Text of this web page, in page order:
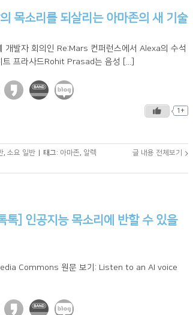
목소리를 되살리는 아마존의 새 기술
개발자 회의인 Re:Mars 컨퍼런스에서 Alexa의 수석
트 프라사드Rohit Prasad는 음성 [...]
1+
, 소요 일반 태그: 아마존, 알렉
글 내용 전체보기
톡] 인공지능 목소리에 반할 수 있을
Commons 원문 보기: Listen to an AI voice